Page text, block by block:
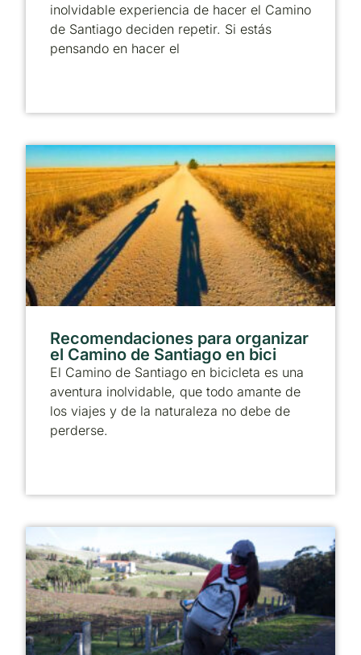
inolvidable experiencia de hacer el Camino
de Santiago deciden repetir. Si estás
pensando en hacer el
Recomendaciones para organizar
el Camino de Santiago en bici
El Camino de Santiago en bicicleta es una
aventura inolvidable, que todo amante de
los viajes y de la naturaleza no debe de
perderse.